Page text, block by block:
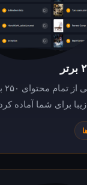
لیست کاملی از تمام محتوای ۲۵۰ برتر جهان را
آماده کرده‌ایم.